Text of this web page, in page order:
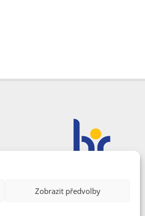
Zobrazit předvolby